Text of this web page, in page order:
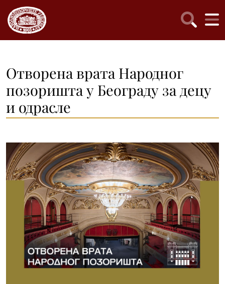
Отворена врата Народног
позоришта у Београду за децу
и одрасле